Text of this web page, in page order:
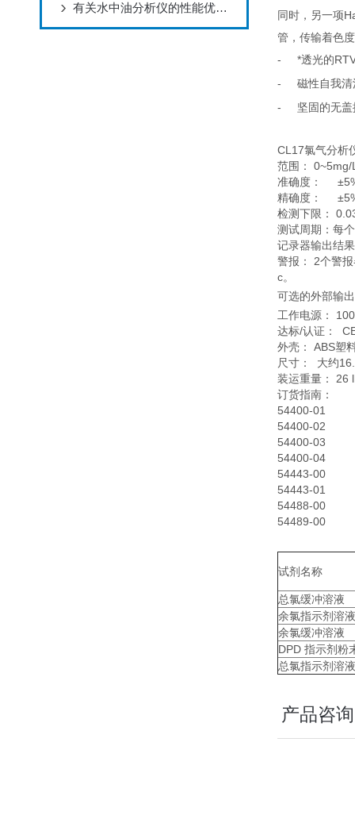
有关水中油分析仪的性能优点及应用领域，是不是一目了然了
同时，另一项
管，传输着色
-
*透光的
-
磁性自我
-
坚固的无
CL17氯气分析
范围： 0~5mg/
准确度： ±5%
精确度： ±5%
检测下限：
测试周期：每
记录器输出结
警报： 2个警
c。
可选的外部输
工作电源：
达标/认证：
外壳： ABS塑
尺寸： 大约
装运重量： 26
订货指南：
54400-01
54400-02
54400-03
54400-04
54443-00
54443-01
54488-00
54489-00
试剂名称
总氯缓冲溶液
余氯指示剂溶液
余氯缓冲溶液
DPD 指示剂粉
总氯指示剂溶液
产品咨询